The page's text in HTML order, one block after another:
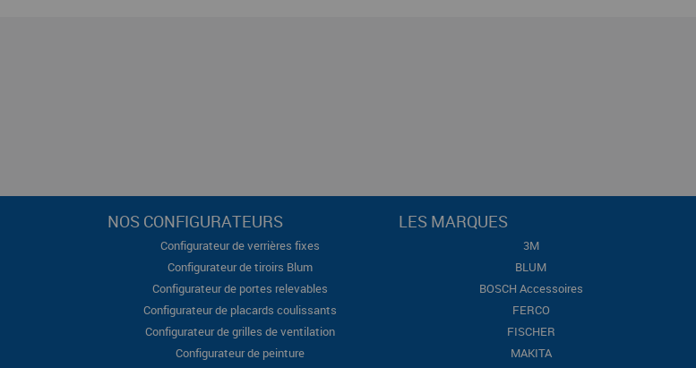
NOS CONFIGURATEURS
Configurateur de verrières fixes
Configurateur de tiroirs Blum
Configurateur de portes relevables
Configurateur de placards coulissants
Configurateur de grilles de ventilation
Configurateur de peinture
LES MARQUES
3M
BLUM
BOSCH Accessoires
FERCO
FISCHER
MAKITA